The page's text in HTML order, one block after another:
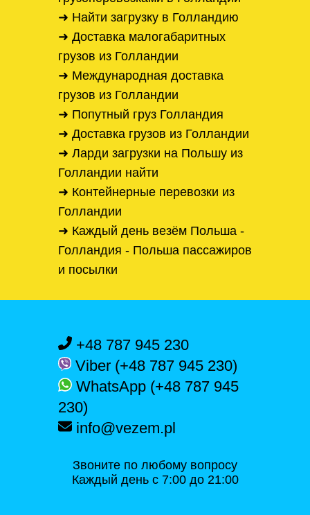
➜ Найти загрузку в Голландию
➜ Доставка малогабаритных
грузов из Голландии
➜ Международная доставка
грузов из Голландии
➜ Попутный груз Голландия
➜ Доставка грузов из Голландии
➜ Ларди загрузки на Польшу из
Голландии найти
➜ Контейнерные перевозки из
Голландии
➜ Каждый день везём Польша -
Голландия - Польша пассажиров
и посылки
+48 787 945 230
Viber (+48 787 945 230)
WhatsApp (+48 787 945
230)
info@vezem.pl
Звоните по любому вопросу
Каждый день с 7:00 до 21:00